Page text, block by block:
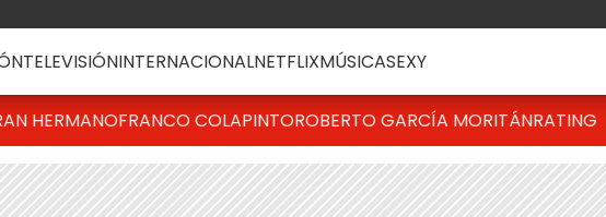
TELEVISIÓNINTERNACIONALNETFLIXMÚSICASEXY
HERMANOFRANCO COLAPINTOROBERTO GARCÍA MORITÁNRATING